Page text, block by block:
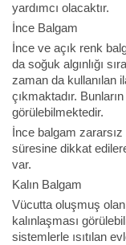
yardımcı olacaktır.
İnce Balgam
İnce ve açık renk
da soğuk algınlığı
zaman da kullanılan
çıkmaktadır.
görülebilmektedir.
İnce balgam
süresine dikkat
var.
Kalın Balgam
Vücutta oluşmuş
kalınlaşması
sistemlerle ısıtılan